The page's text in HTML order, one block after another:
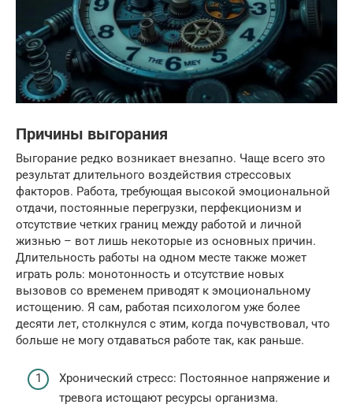
Причины выгорания
Выгорание редко возникает внезапно. Чаще всего это
результат длительного воздействия стрессовых
факторов. Работа, требующая высокой эмоциональной
отдачи, постоянные перегрузки, перфекционизм и
отсутствие четких границ между работой и личной
жизнью – вот лишь некоторые из основных причин.
Длительность работы на одном месте также может
играть роль: монотонность и отсутствие новых
вызовов со временем приводят к эмоциональному
истощению. Я сам, работая психологом уже более
десяти лет, столкнулся с этим, когда почувствовал, что
больше не могу отдаваться работе так, как раньше.
Хронический стресс: Постоянное напряжение и
тревога истощают ресурсы организма.